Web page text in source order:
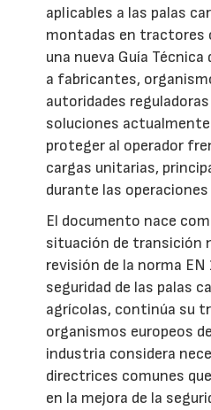
aplicables a las palas
montadas en tractores
una nueva Guía
a fabricantes,
autoridades
soluciones
proteger al operador
cargas unitarias,
durante las
El documento nace
situación de transición
revisión de la norma EN
seguridad de las palas
agrícolas, continúa su
organismos europeos
industria considera
directrices comunes
en la mejora de la